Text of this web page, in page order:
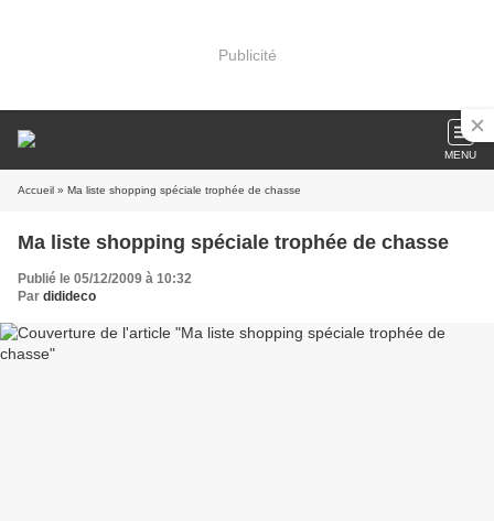
Publicité
MENU
Accueil » Ma liste shopping spéciale trophée de chasse
Ma liste shopping spéciale trophée de chasse
Publié le 05/12/2009 à 10:32
Par didideco